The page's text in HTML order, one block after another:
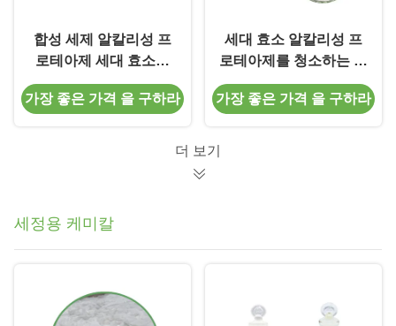
합성 세제 알칼리성 프
로테아제 세대 효소를
위해 더러운 단백질을
분해합니다
가장 좋은 가격 을 구하라
세대 효소 알칼리성 프
로테아제를 청소하는 식
기 세척은 얼룩 때를 제
거합니다
가장 좋은 가격 을 구하라
더 보기
세정용 케미칼